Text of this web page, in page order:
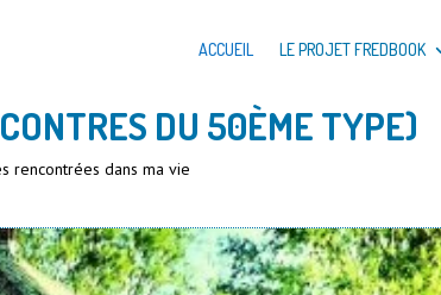
ACCUEIL LE PROJET FREDBOOK
DU 50ÈME TYPE)
rencontrées dans ma vie